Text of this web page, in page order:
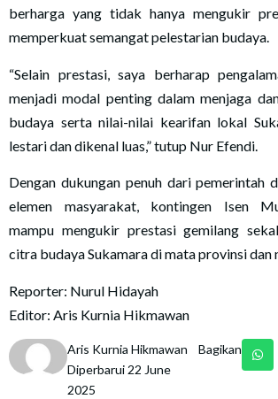
berharga yang tidak hanya mengukir
memperkuat semangat pelestarian budaya.
“Selain prestasi, saya berharap
menjadi modal penting dalam menjaga
budaya serta nilai-nilai kearifan lokal
lestari dan dikenal luas,” tutup Nur Efendi.
Dengan dukungan penuh dari pemerintah
elemen masyarakat, kontingen Isen
mampu mengukir prestasi gemilang
citra budaya Sukamara di mata provinsi dan
Reporter: Nurul Hidayah
Editor: Aris Kurnia Hikmawan
Aris Kurnia Hikmawan
Diperbarui 22 June
2025
Bagikan